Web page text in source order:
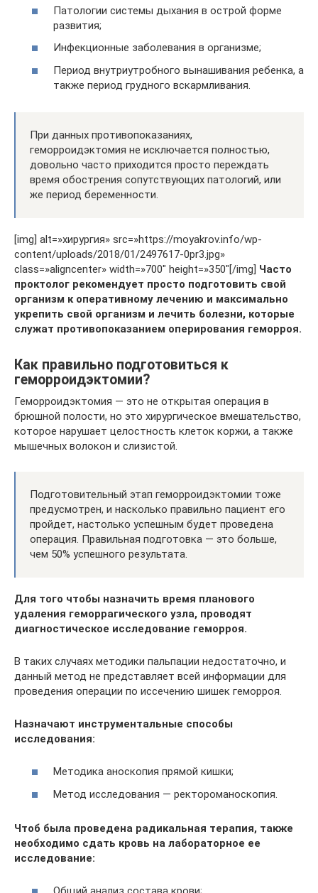
Патологии системы дыхания в острой форме
развития;
Инфекционные заболевания в организме;
Период внутриутробного вынашивания ребенка, а
также период грудного вскармливания.
При данных противопоказаниях,
геморроидэктомия не исключается полностью,
довольно часто приходится просто переждать
время обострения сопутствующих патологий, или
же период беременности.
[img] alt=»хирургия» src=»https://moyakrov.info/wp-
content/uploads/2018/01/2497617-0pr3.jpg»
class=»aligncenter» width=»700″ height=»350″[/img] Часто
проктолог рекомендует просто подготовить свой
организм к оперативному лечению и максимально
укрепить свой организм и лечить болезни, которые
служат противопоказанием оперирования геморроя.
Как правильно подготовиться к
геморроидэктомии?
Геморроидэктомия — это не открытая операция в
брюшной полости, но это хирургическое вмешательство,
которое нарушает целостность клеток коржи, а также
мышечных волокон и слизистой.
Подготовительный этап геморроидэктомии тоже
предусмотрен, и насколько правильно пациент его
пройдет, настолько успешным будет проведена
операция. Правильная подготовка — это больше,
чем 50% успешного результата.
Для того чтобы назначить время планового
удаления геморрагического узла, проводят
диагностическое исследование геморроя.
В таких случаях методики пальпации недостаточно, и
данный метод не представляет всей информации для
проведения операции по иссечению шишек геморроя.
Назначают инструментальные способы
исследования:
Методика аноскопия прямой кишки;
Метод исследования — ректороманоскопия.
Чтоб была проведена радикальная терапия, также
необходимо сдать кровь на лабораторное ее
исследование: